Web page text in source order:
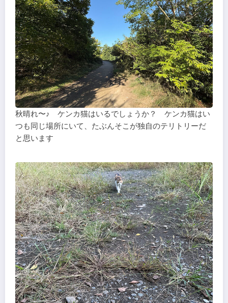
秋晴れ〜♪ ケンカ猫はいるでしょうか？ ケンカ猫はい
つも同じ場所にいて、たぶんそこが独自のテリトリーだ
と思います